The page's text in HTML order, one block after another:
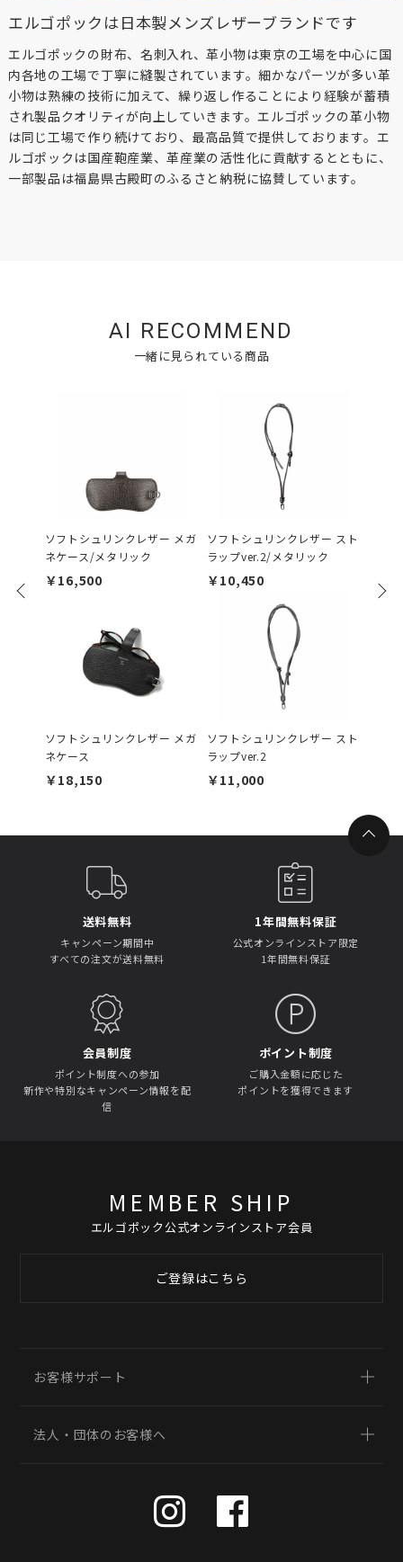
エルゴポックは日本製メンズレザーブランドです
エルゴポックの財布、名刺入れ、革小物は東京の工場を中心に国
内各地の工場で丁寧に縫製されています。細かなパーツが多い革
小物は熟練の技術に加えて、繰り返し作ることにより経験が蓄積
され製品クオリティが向上していきます。エルゴポックの革小物
は同じ工場で作り続けており、最高品質で提供しております。エ
ルゴポックは国産鞄産業、革産業の活性化に貢献するとともに、
一部製品は福島県古殿町のふるさと納税に協賛しています。
AI RECOMMEND
一緒に見られている商品
ソフトシュリンクレザー メガ
ネケース/メタリック
￥16,500
ソフトシュリンクレザー メガ
ネケース
￥18,150
ソフトシュリンクレザー スト
ラップver.2/メタリック
￥10,450
ソフトシュリンクレザー スト
ラップver.2
￥11,000
￥
送料無料
キャンペーン期間中
すべての注文が送料無料
1年間無料保証
公式オンラインストア限定
1年間無料保証
会員制度
ポイント制度への参加
新作や特別なキャンペーン情報を配
信
ポイント制度
ご購入金額に応じた
ポイントを獲得できます
MEMBER SHIP
エルゴポック公式オンラインストア会員
ご登録はこちら
お客様サポート
法人・団体のお客様へ